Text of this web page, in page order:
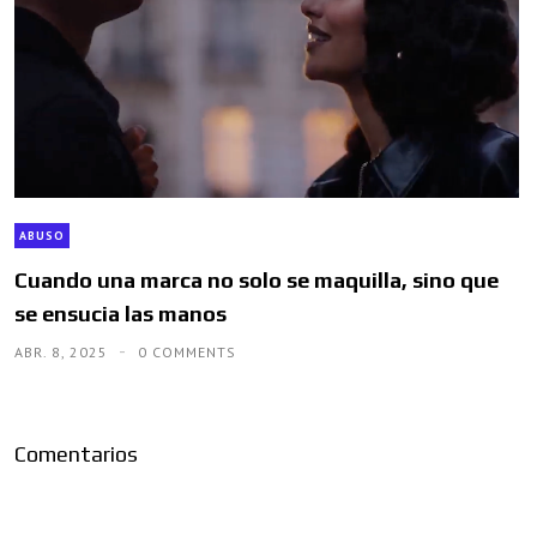
ABUSO
Cuando una marca no solo se maquilla, sino que
se ensucia las manos
ABR. 8, 2025 0 COMMENTS
Comentarios